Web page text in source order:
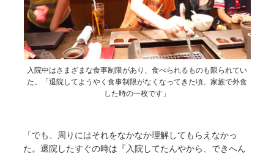
入院中はさまざまな食事制限があり、食べられるものも限られてい
た。「退院してようやく食事制限がなくなってきた頃、家族で外食
した時の一枚です」
「でも、周りにはそれをなかなか理解してもらえなかっ
た。退院したすぐの時は『入院してたんやから、できへん